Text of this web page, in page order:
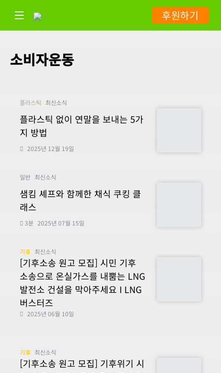
후원하기
소비자운동
플라스틱 최신소식
플라스틱 없이 연말을 보내는 5가
지 방법
2025년 12월 19일
일반 최신소식
샘킴 셰프와 함께한 채식 쿠킹 클
래스
3분 2025년 07월 15일
기후 최신소식
[기후소송 원고 모집] 시민 기후
소송으로 온실가스를 내뿜는 LNG
발전소 건설을 막아주세요 I LNG
버스터즈
2025년 06월 10일
기후 최신소식
[기후소송 원고 모집] 기후위기 시